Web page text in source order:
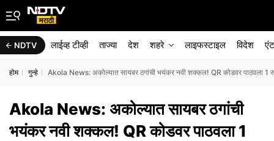
NDTV लाईव्ह टीव्ही ताज्या देश शहरे लाइफस्टाइल विदेश
होम गुन्हे Akola News: अकोल्यात सायबर ठगांची भयंकर नवी शक्कल! QR कोडवर पाठवला 1
Akola News: अकोल्यात सायबर ठगांची
भयंकर नवी शक्कल! QR कोडवर पाठवला 1